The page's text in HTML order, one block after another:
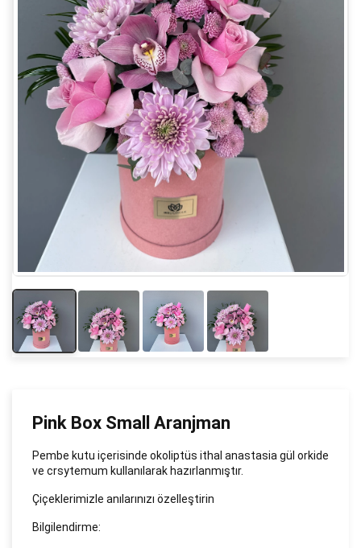
Pink Box Small Aranjman
Pembe kutu içerisinde okoliptüs ithal anastasia gül orkide
ve crsytemum kullanılarak hazırlanmıştır.
Çiçeklerimizle anılarınızı özelleştirin
Bilgilendirme: